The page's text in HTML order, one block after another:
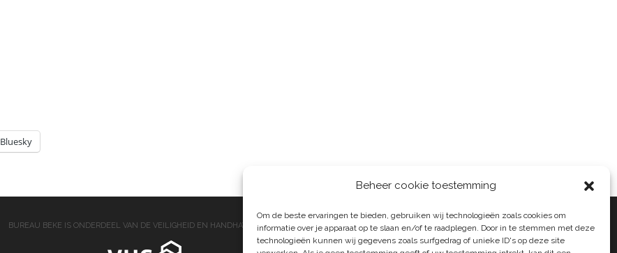
Beheer cookie toestemming
Om de beste ervaringen te bieden, gebruiken wij technologieën zoals cookies om
informatie over je apparaat op te slaan en/of te raadplegen. Door in te stemmen met deze
technologieën kunnen wij gegevens zoals surfgedrag of unieke ID's op deze site
Bluesky
BUREAU BEKE IS ONDERDEEL VAN DE VEILIGHEID EN HANDHAVING GROEP